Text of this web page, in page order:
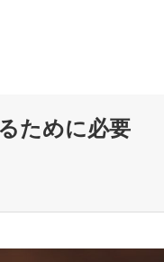
ために必要